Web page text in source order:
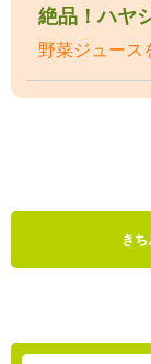
絶品！ハヤ
野菜ジュース
き